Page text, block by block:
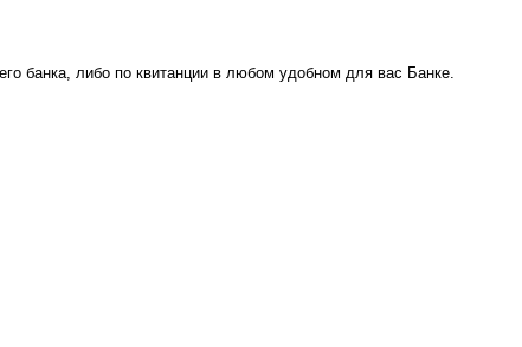
банка, либо по квитанции в любом удобном для вас Банке.